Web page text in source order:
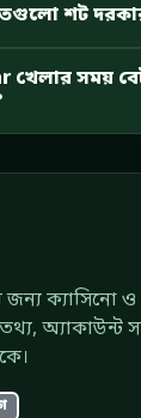
শট
খেলার সময়
ক্যাসিনো ও
অ্যাকাউন্ট